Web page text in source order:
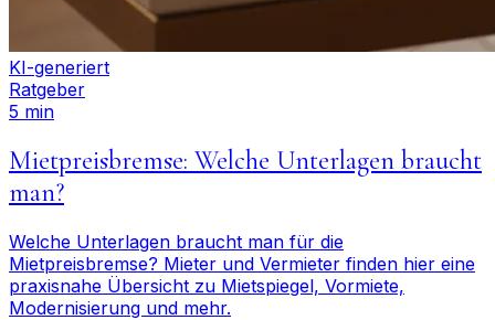
KI-generiert
Ratgeber
5 min
Mietpreisbremse: Welche Unterlagen braucht
man?
Welche Unterlagen braucht man für die
Mietpreisbremse? Mieter und Vermieter finden hier eine
praxisnahe Übersicht zu Mietspiegel, Vormiete,
Modernisierung und mehr.